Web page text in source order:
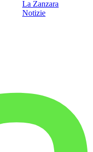
La Zanzara
Notizie